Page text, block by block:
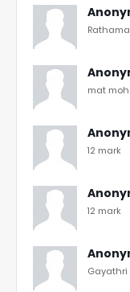
mat
12 mark
12 mark